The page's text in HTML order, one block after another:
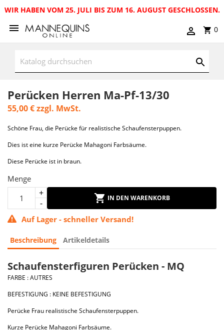
WIR HABEN VOM 25. JULI BIS ZUM 16. AUGUST GESCHLOSSEN.
0
Perücken Herren Ma-Pf-13/30
55,00 €zzgl. MwSt.
Schöne Frau, die Perücke für realistische Schaufensterpuppen.
Dies ist eine kurze Perücke Mahagoni Farbsäume.
Diese Perücke ist in braun.
Menge
IN DEN WARENKORB
Auf Lager - schneller Versand!
Beschreibung Artikeldetails
Schaufensterfiguren Perücken - MQ
FARBE : AUTRES
BEFESTIGUNG : KEINE BEFESTIGUNG
Perücke Frau realistische Schaufensterpuppen.
Kurze Perücke Mahagoni Farbsäume.